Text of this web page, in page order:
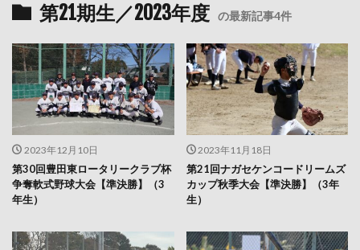
第21期生／2023年度 の最新記事4件
2023年12月10日
第30回豊田東ロータリークラブ杯
争奪軟式野球大会【準決勝】（3
年生）
2023年11月18日
第21回ナガセケンコードリームズ
カップ秋季大会【準決勝】（3年
生）